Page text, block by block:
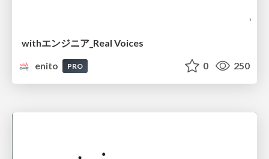
withエンジニア_Real Voices
enito
PRO 0 250